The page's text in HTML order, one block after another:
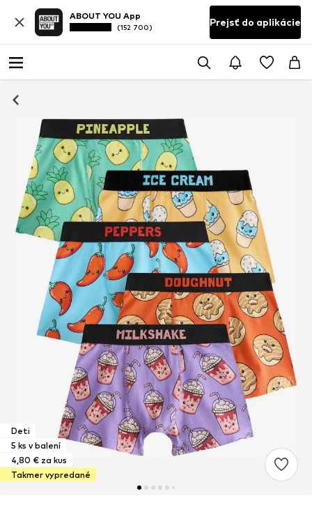
ABOUT YOU App
(152 700) Prejsť do aplikácie
Deti
5 ks v balení
4,80 € za kus
Takmer vypredané